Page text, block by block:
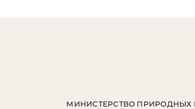
МИНИСТЕРСТВО ПРИРОДНЫХ